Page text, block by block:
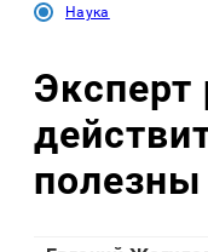
Наука
Эксперт